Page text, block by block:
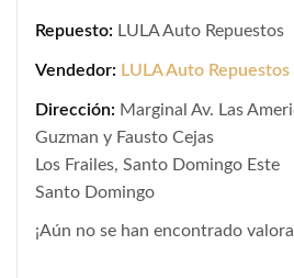
Repuesto: LULA Auto Repuestos
Vendedor: LULA Auto Repuestos
Dirección: Marginal Av. Las
Guzman y Fausto Cejas
Los Frailes, Santo Domingo Este
Santo Domingo
¡Aún no se han encontrado